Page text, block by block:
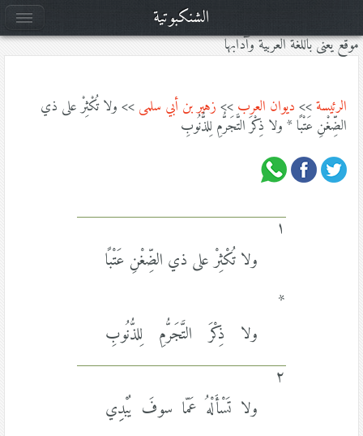
موقع يعنى باللغة العربية وآدابها
الرئيسة>> ديوان العرب >> زهير بن أبي سلمى >> ولا تُكْثِرْ على ذي
الضِّغْنِ عَتْبًا * ولا ذِكْرَ التَّجَرُّمِ لِلذُّنُوبِ
١
ولا تُكْثِرْ على ذي الضِّغْنِ عَتْبًا
*
ولا ذِكْرَ التَّجَرُّمِ لِلذُّنُوبِ
٢
ولا تَسْأَلْهُ عَمّا سوفَ يُبْدِِي
الشنكبوتية